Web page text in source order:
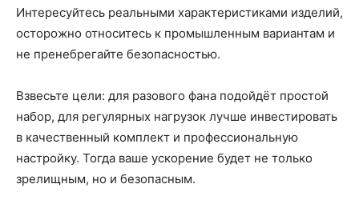
Интересуйтесь реальными характеристиками изделий,
осторожно относитесь к промышленным вариантам и
не пренебрегайте безопасностью.
Взвесьте цели: для разового фана подойдёт простой
набор, для регулярных нагрузок лучше инвестировать
в качественный комплект и профессиональную
настройку. Тогда ваше ускорение будет не только
зрелищным, но и безопасным.